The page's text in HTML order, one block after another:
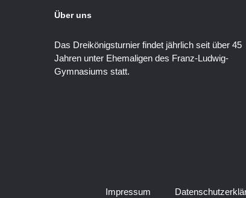
Über uns
Das Dreikönigsturnier findet jährlich seit über 45
Jahren unter Ehemaligen des Franz-Ludwig-
Gymnasiums statt.
Impressum